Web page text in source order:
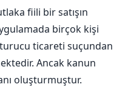
fiili bir satışın
birçok kişi
ticareti suçundan
Ancak kanun
oluşturmuştur.